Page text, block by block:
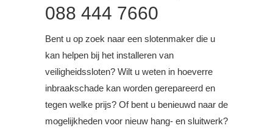
088 444 7660
Bent u op zoek naar een slotenmaker die u
kan helpen bij het installeren van
veiligheidssloten? Wilt u weten in hoeverre
inbraakschade kan worden gerepareerd en
tegen welke prijs? Of bent u benieuwd naar de
mogelijkheden voor nieuw hang- en sluitwerk?